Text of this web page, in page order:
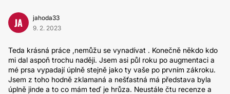
JA
jahoda33
9. 2. 2023
Teda krásná práce ,nemůžu se vynadívat . Konečně někdo kdo
mi dal aspoň trochu naději. Jsem asi půl roku po augmentaci a
mé prsa vypadají úplně stejně jako ty vaše po prvním zákroku.
Jsem z toho hodně zklamaná a nešťastná má představa byla
úplně jinde a to co mám teď je hrůza. Neustále čtu recenze a